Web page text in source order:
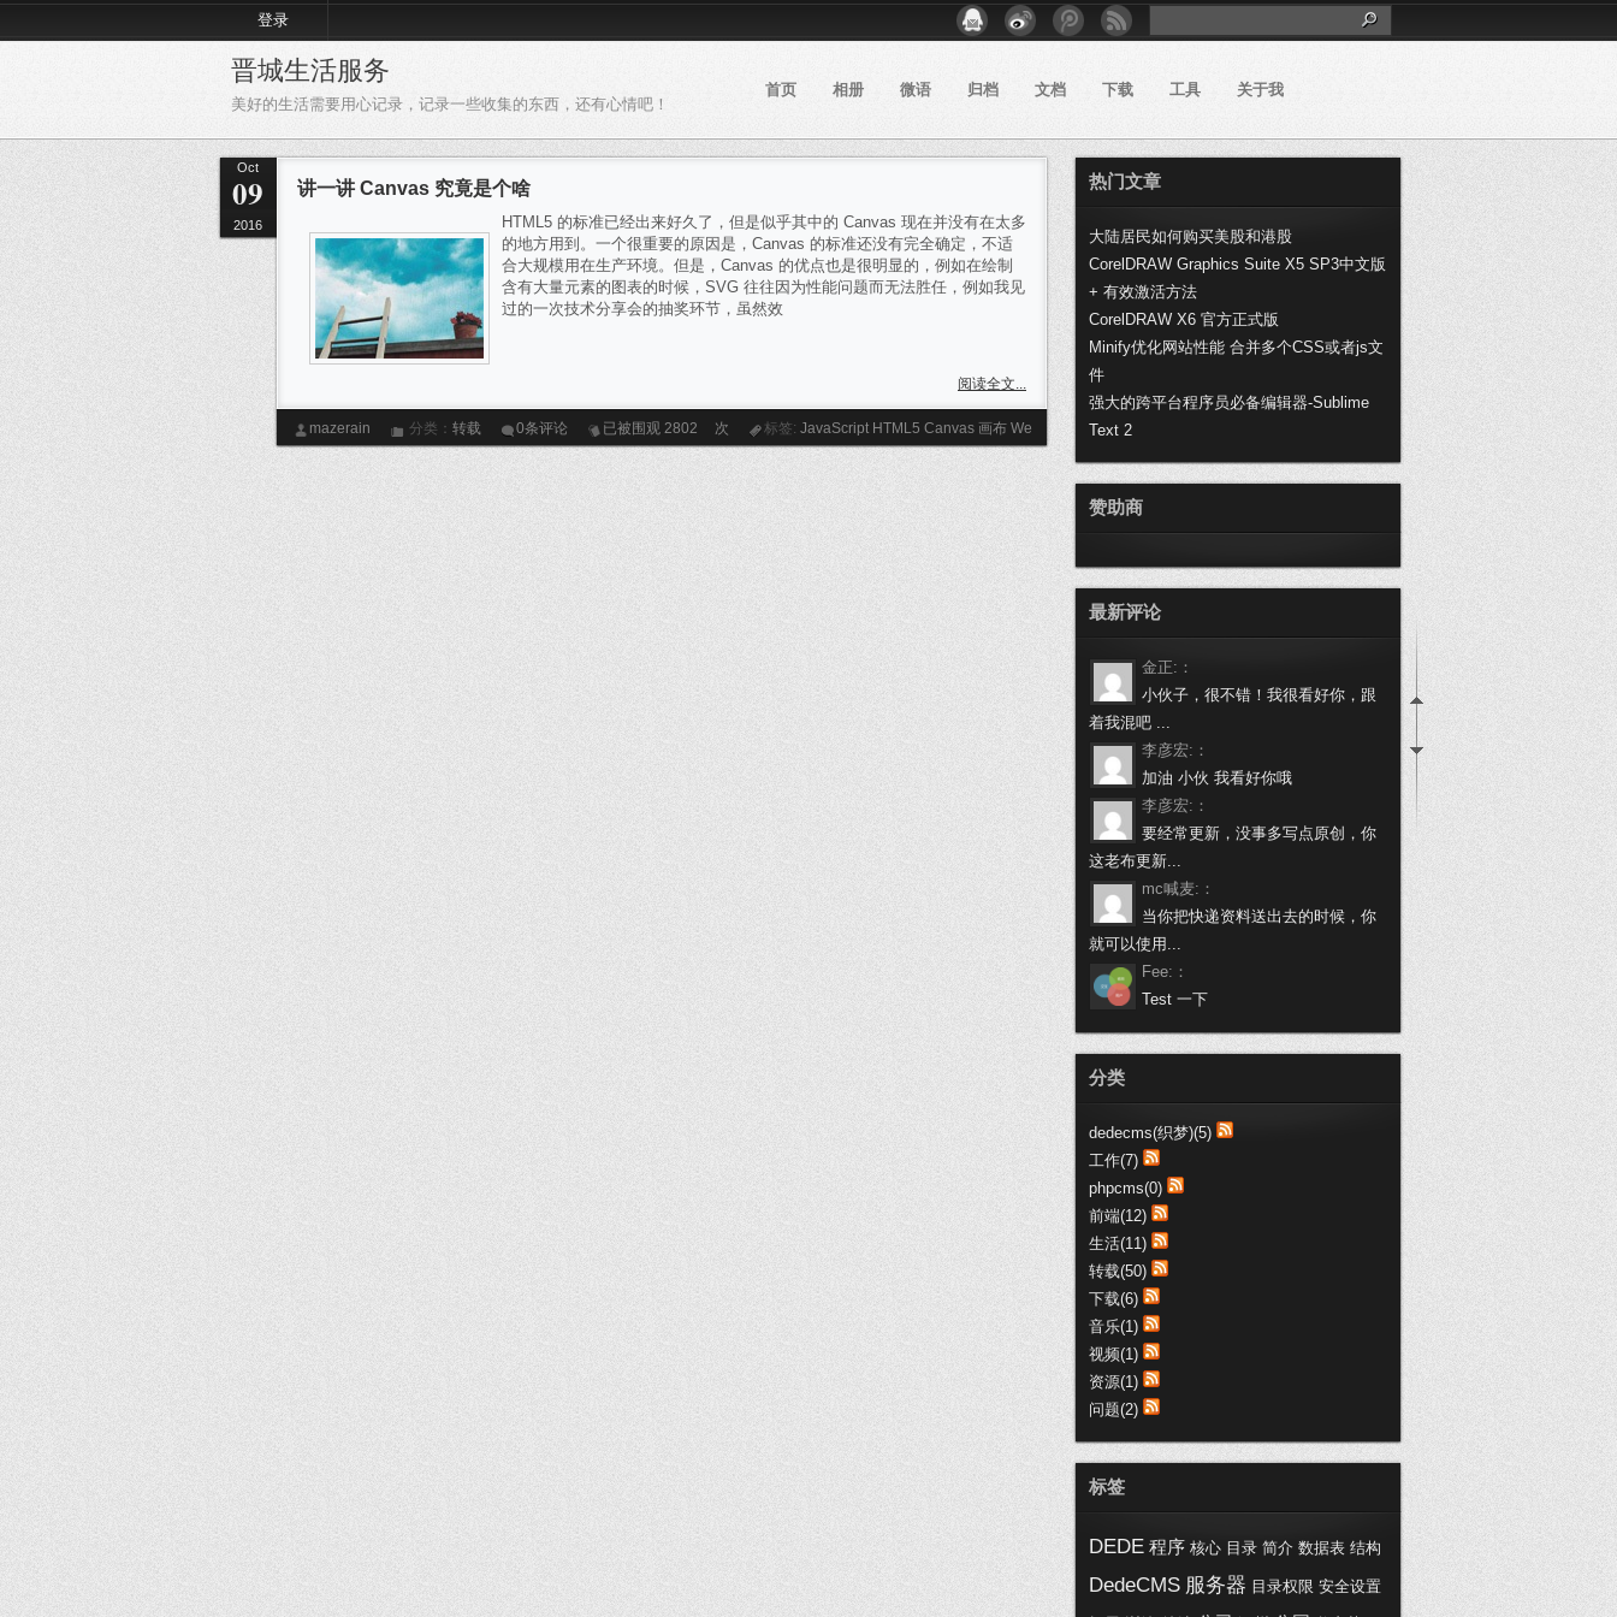
登录
晋城生活服务
美好的生活需要用心记录，记录一些收集的东西，还有心情吧！
首页 相册 微语 归档 文档 下载 工具 关于我
Oct
09
2016
讲一讲 Canvas 究竟是个啥
HTML5 的标准已经出来好久了，但是似乎其中的 Canvas 现在并没有在太多
的地方用到。一个很重要的原因是，Canvas 的标准还没有完全确定，不适
合大规模用在生产环境。但是，Canvas 的优点也是很明显的，例如在绘制
含有大量元素的图表的时候，SVG 往往因为性能问题而无法胜任，例如我见
过的一次技术分享会的抽奖环节，虽然效
阅读全文...
mazerain 分类： 转载 0条评论 已被围观 2802 次 标签: JavaScript HTML5 Canvas 画布 We
热门文章
大陆居民如何购买美股和港股
CorelDRAW Graphics Suite X5 SP3中文版
+ 有效激活方法
CorelDRAW X6 官方正式版
Minify优化网站性能 合并多个CSS或者js文
件
强大的跨平台程序员必备编辑器-Sublime
Text 2
赞助商
最新评论
金正:：
小伙子，很不错！我很看好你，跟
着我混吧 ...
李彦宏:：
加油 小伙 我看好你哦
李彦宏:：
要经常更新，没事多写点原创，你
这老布更新...
mc喊麦:：
当你把快递资料送出去的时候，你
就可以使用...
Fee:：
Test 一下
做个程序员挺不容易的，身有体会
趣购网:：
这些代码真心不错，收藏了哦
黑喵客:：
不错不错，都是医疗行业-SEM干货
呀，加...
浦西vip:：
交换链接，您的博客写的不错。
分类
dedecms(织梦)(5)
工作(7)
phpcms(0)
前端(12)
生活(11)
转载(50)
下载(6)
音乐(1)
视频(1)
资源(1)
问题(2)
标签
DEDE 程序 核心 目录 简介 数据表 结构
DedeCMS 服务器 目录权限 安全设置